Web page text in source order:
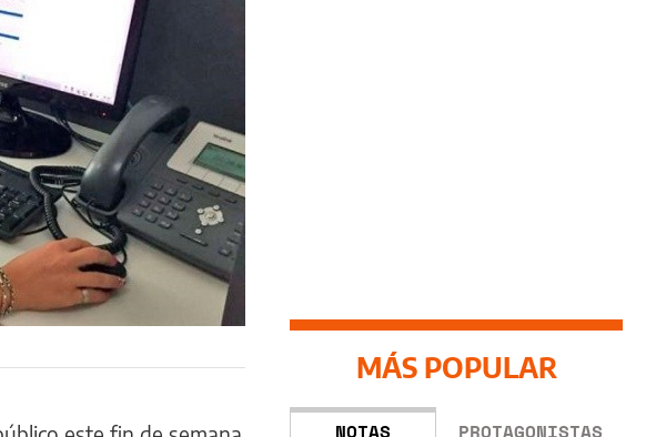
MÁS POPULAR
NOTAS PROTAGONISTAS